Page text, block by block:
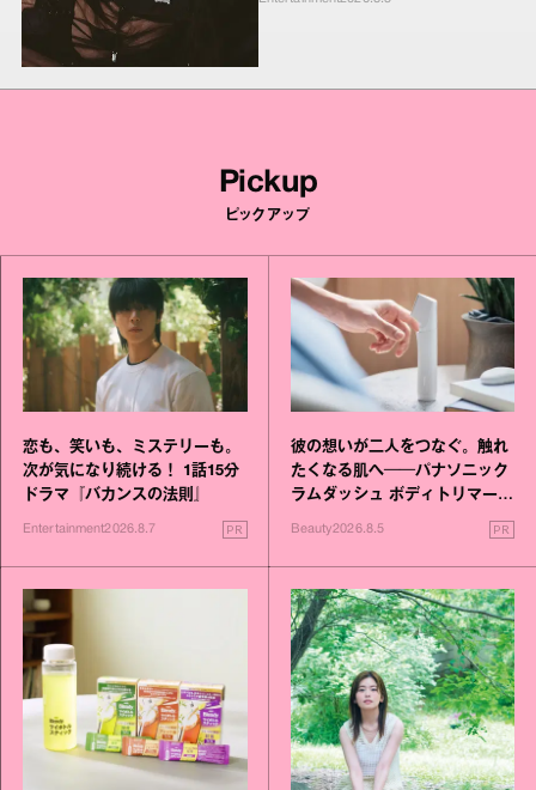
Pickup
ピックアップ
恋も、笑いも、ミステリーも。
次が気になり続ける！ 1話15分
ドラマ『バカンスの法則』
Entertainment2026.8.7 PR
彼の想いが二人をつなぐ。触れ
たくなる肌へ──パナソニック
ラムダッシュ ボディトリマーが
Beauty2026.8.5 PR